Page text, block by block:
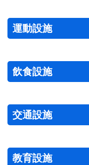
運動設施
飲食設施
交通設施
教育設施